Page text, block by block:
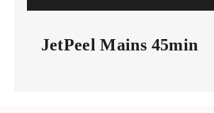
JetPeel Mains 45min